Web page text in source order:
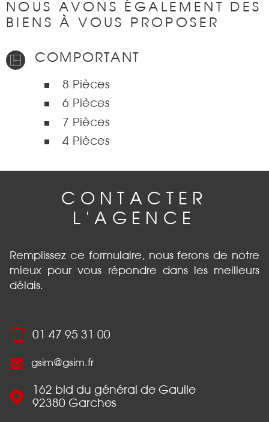
NOUS AVONS ÉGALEMENT DES
BIENS À VOUS PROPOSER
COMPORTANT
8 Pièces
6 Pièces
7 Pièces
4 Pièces
CONTACTER
L'AGENCE
Remplissez ce formulaire, nous ferons de notre
mieux pour vous répondre dans les meilleurs
délais.
01 47 95 31 00
gsim@gsim.fr
162 bld du général de Gaulle
92380
Garches